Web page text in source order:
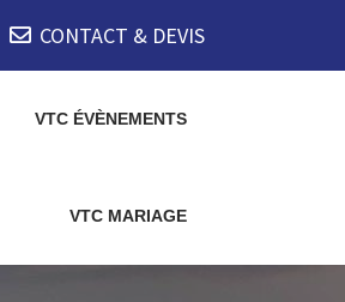
CONTACT & DEVIS
VTC ÉVÈNEMENTS
VTC MARIAGE